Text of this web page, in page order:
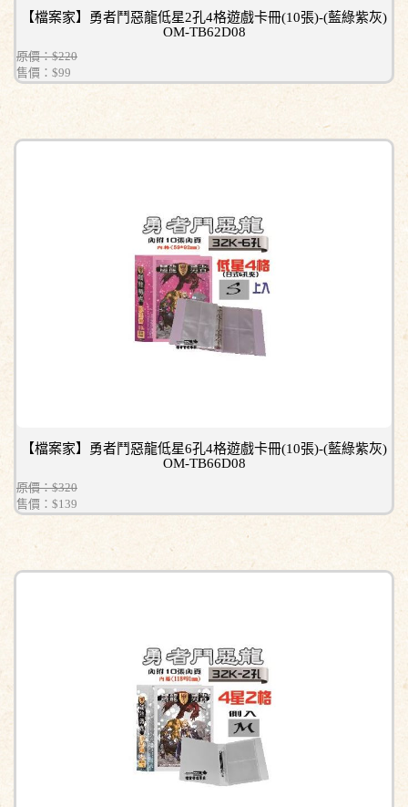
【檔案家】勇者鬥惡龍低星2孔4格遊戲卡冊(10張)-(藍綠紫灰)
OM-TB62D08
原價：$220
售價： $99
【檔案家】勇者鬥惡龍低星6孔4格遊戲卡冊(10張)-(藍綠紫灰)
OM-TB66D08
原價：$320
售價： $139